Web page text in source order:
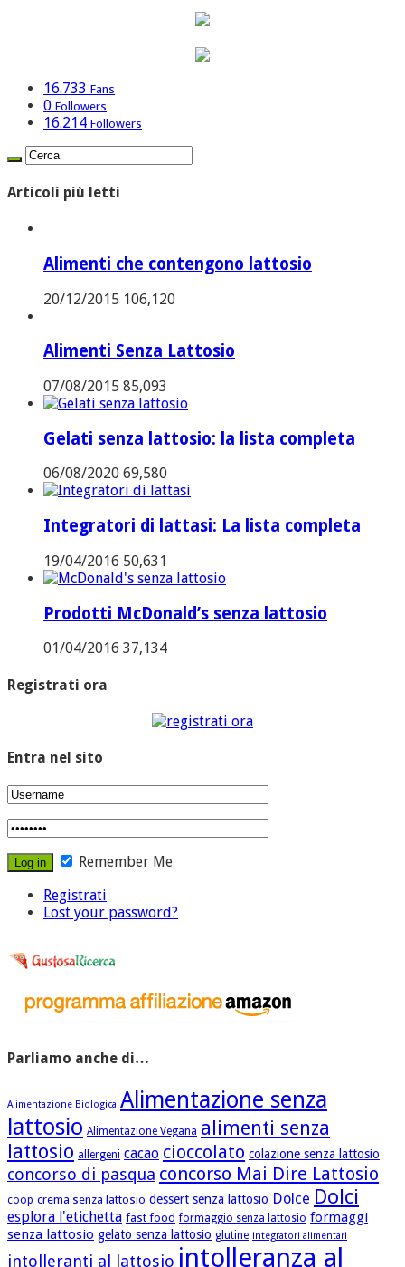
16.733 Fans
0 Followers
16.214 Followers
Articoli più letti
Alimenti che contengono lattosio
20/12/2015 106,120
Alimenti Senza Lattosio
07/08/2015 85,093
Gelati senza lattosio: la lista completa
06/08/2020 69,580
Integratori di lattasi: La lista completa
19/04/2016 50,631
Prodotti McDonald’s senza lattosio
01/04/2016 37,134
Registrati ora
Entra nel sito
Remember Me
Registrati
Lost your password?
Parliamo anche di…
Alimentazione Biologica Alimentazione senza
lattosio Alimentazione Vegana alimenti senza
lattosio allergeni cacao cioccolato colazione senza lattosio
concorso di pasqua concorso Mai Dire Lattosio
coop crema senza lattosio dessert senza lattosio Dolce Dolci
esplora l'etichetta fast food formaggio senza lattosio formaggi
senza lattosio gelato senza lattosio glutine integratori alimentari
intolleranti al lattosio intolleranza al